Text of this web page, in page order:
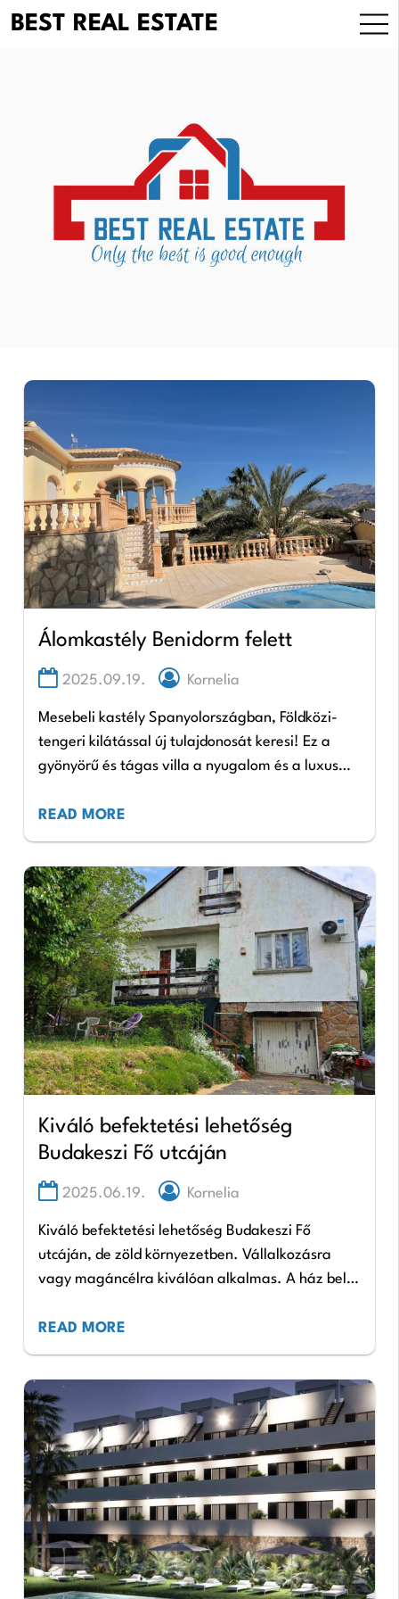
Skip
toBEST REAL ESTATE
Álomkastély Benidorm felett
2025.09.19. Kornelia
Mesebeli kastély Spanyolországban, Földközi-
tengeri kilátással új tulajdonosát keresi! Ez a
gyönyörű és tágas villa a nyugalom és a luxus
fekvő ingatlan sokkal több,…
READ MORE
Kiváló befektetési lehetőség
Budakeszi Fő utcáján
2025.06.19. Kornelia
Kiváló befektetési lehetőség Budakeszi Fő
utcáján, de zöld környezetben. Vállalkozásra
vagy magáncélra kiválóan alkalmas. A ház belső
90 m2 -es garázzsal. Ár: 110.000.000…
READ MORE